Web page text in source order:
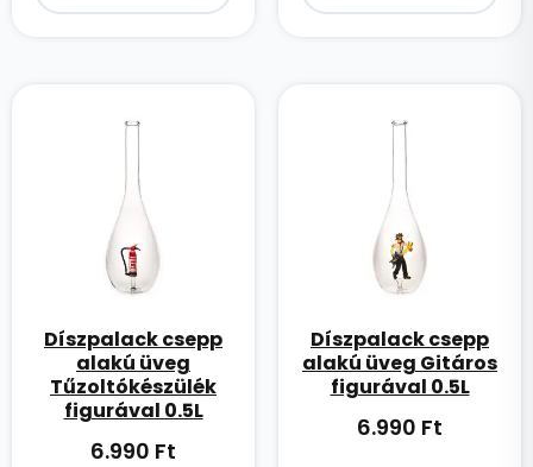
Díszpalack csepp
alakú üveg
Tűzoltókészülék
figurával 0.5L
6.990 Ft
Díszpalack csepp
alakú üveg Gitáros
figurával 0.5L
6.990 Ft